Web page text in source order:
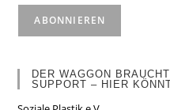
DER WAGGON
SUPPORT – HIER